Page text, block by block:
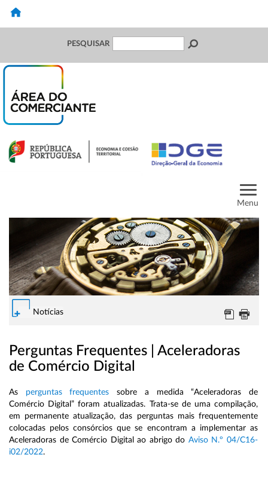
PESQUISAR
Menu
Notícias
Perguntas Frequentes | Aceleradoras
de Comércio Digital
As perguntas frequentes sobre a medida “Aceleradoras de
Comércio Digital” foram atualizadas. Trata-se de uma compilação,
em permanente atualização, das perguntas mais frequentemente
colocadas pelos consórcios que se encontram a implementar as
Aceleradoras de Comércio Digital ao abrigo do Aviso N.º 04/C16-
i02/2022.